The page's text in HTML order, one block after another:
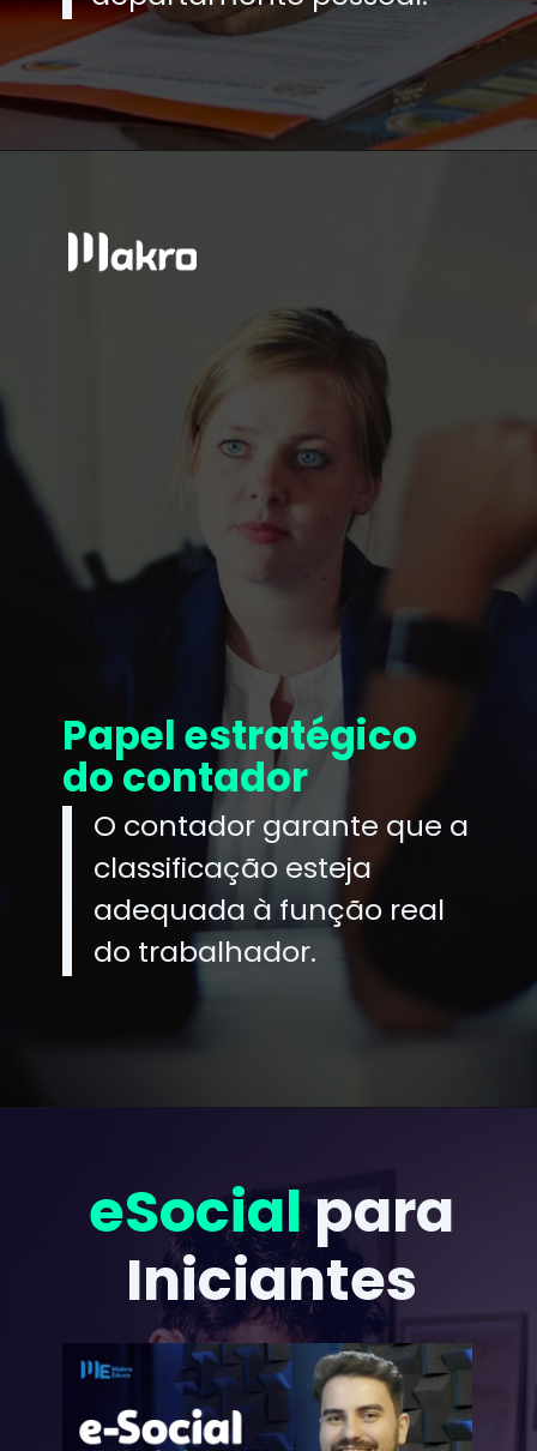
Papel estratégico
do contador
O contador garante que a
classificação esteja
adequada à função real
do trabalhador.
eSocialpara
Iniciantes